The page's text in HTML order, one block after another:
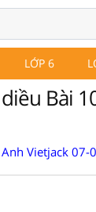
LỚP 6
Bài
Vietjack